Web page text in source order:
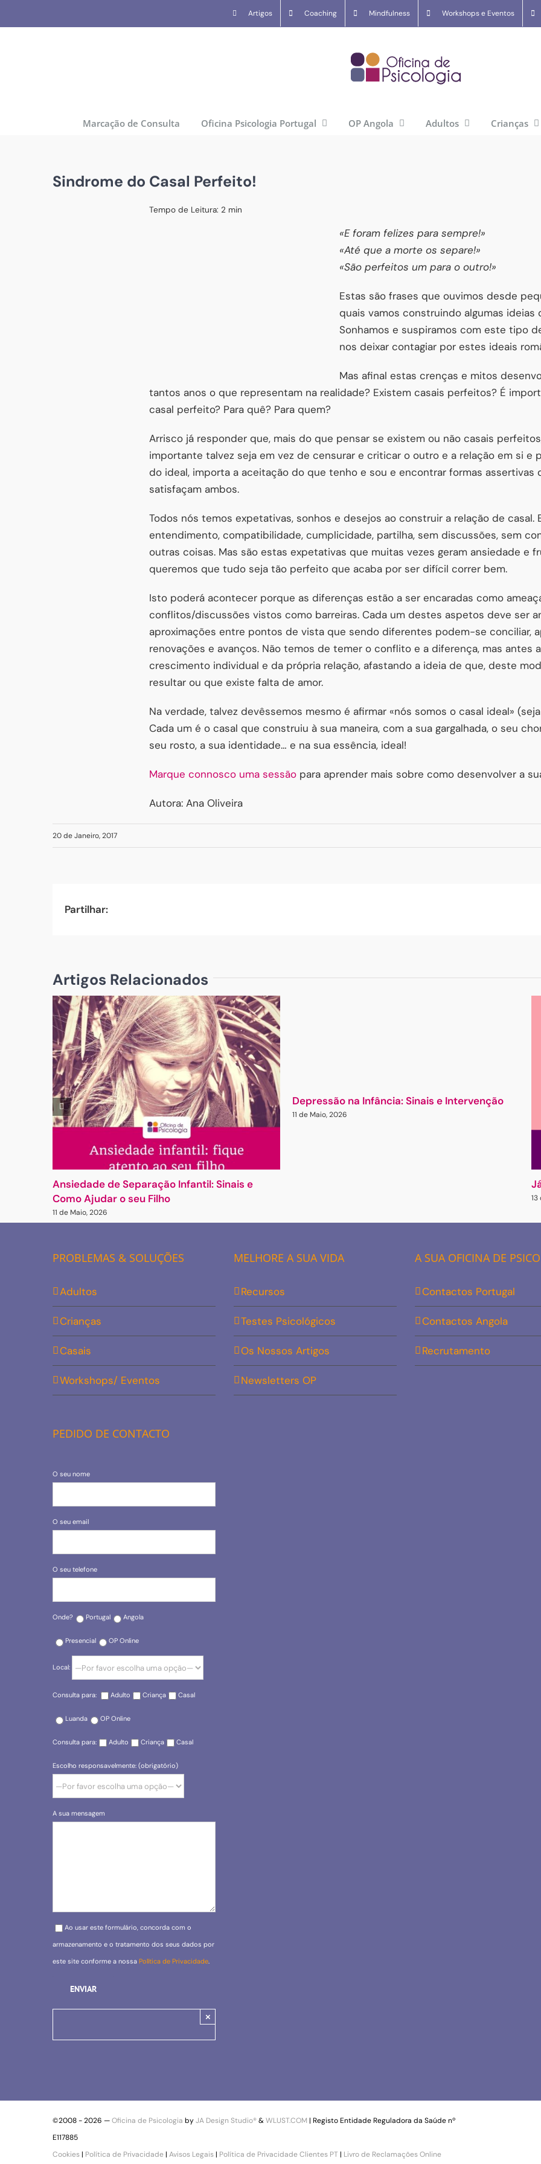
to
Artigos Coaching Mindfulness Workshops e Eventos
Marcação de Consulta Oficina Psicologia Portugal OP Angola Adultos Crianças
Sindrome do Casal Perfeito!
Tempo de Leitura: 2 min
«E foram felizes para sempre!»
«Até que a morte os separe!»
«São perfeitos um para o outro!»
Estas são frases que ouvimos desde
quais vamos construindo algumas ideias
Sonhamos e suspiramos com este tipo
nos deixar contagiar por estes ideais
Mas afinal estas crenças e mitos
tantos anos o que representam na realidade? Existem casais perfeitos? É
casal perfeito? Para quê? Para quem?
Arrisco já responder que, mais do que pensar se existem ou não casais
importante talvez seja em vez de censurar e criticar o outro e a relação em si e
do ideal, importa a aceitação do que tenho e sou e encontrar formas assertivas
satisfaçam ambos.
Todos nós temos expetativas, sonhos e desejos ao construir a relação de casal.
entendimento, compatibilidade, cumplicidade, partilha, sem discussões, sem
outras coisas. Mas são estas expetativas que muitas vezes geram ansiedade e
queremos que tudo seja tão perfeito que acaba por ser difícil correr bem.
Isto poderá acontecer porque as diferenças estão a ser encaradas como
conflitos/discussões vistos como barreiras. Cada um destes aspetos deve ser
aproximações entre pontos de vista que sendo diferentes podem-se conciliar,
renovações e avanços. Não temos de temer o conflito e a diferença, mas antes
crescimento individual e da própria relação, afastando a ideia de que, deste
resultar ou que existe falta de amor.
Na verdade, talvez devêssemos mesmo é afirmar «nós somos o casal ideal»
Cada um é o casal que construiu à sua maneira, com a sua gargalhada, o seu
seu rosto, a sua identidade… e na sua essência, ideal!
Marque connosco uma sessão para aprender mais sobre como desenvolver a
Autora: Ana Oliveira
20 de Janeiro, 2017
Partilhar:
Artigos Relacionados
Ansiedade de Separação Infantil: Sinais e
Como Ajudar o seu Filho
11 de Maio, 2026
Depressão na Infância: Sinais e Intervenção
11 de Maio, 2026
PROBLEMAS & SOLUÇÕES
Adultos
Crianças
Casais
Workshops/ Eventos
PEDIDO DE CONTACTO
O seu nome
O seu email
O seu telefone
Onde? Portugal Angola
Presencial OP Online
Local:
Consulta para: Adulto Criança Casal
Luanda OP Online
Consulta para: Adulto Criança Casal
Escolho responsavelmente: (obrigatório)
A sua mensagem
Please leave this field empty.
Ao usar este formulário, concorda com o
armazenamento e o tratamento dos seus dados por
este site conforme a nossa Política de Privacidade.
×
MELHORE A SUA VIDA
Recursos
Testes Psicológicos
Os Nossos Artigos
Newsletters OP
A SUA OFICINA DE
Contactos Portugal
Contactos Angola
Recrutamento
©2008 -2026 —Oficina de Psicologia byJA Design Studio®&WLUST.COM | Registo Entidade Reguladora da Saúde nº
E117885
Cookies| Política de Privacidade| Avisos Legais| Política de Privacidade Clientes PT | Livro de Reclamações Online